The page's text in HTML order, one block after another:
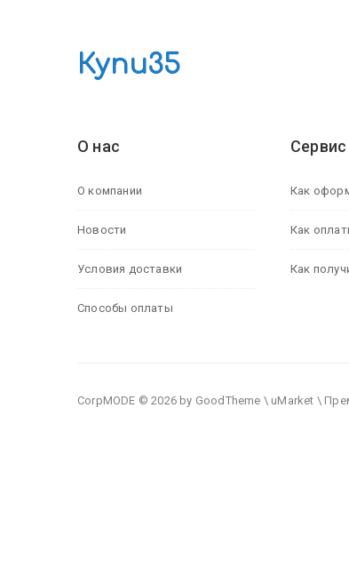
Купи35
О нас
О компании
Новости
Условия доставки
Способы оплаты
Сервис
Как
Как
Как
CorpMODE © 2026 by GoodTheme \ uMarket \